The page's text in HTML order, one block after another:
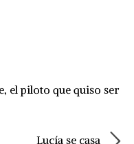
el piloto que quiso ser
Lucía se casa